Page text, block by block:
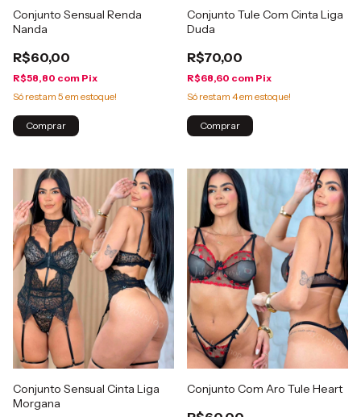
Conjunto Sensual Renda
Nanda
R$60,00
R$58,80 com Pix
Só restam 5 em estoque!
Comprar
Conjunto Tule Com Cinta Liga
Duda
R$70,00
R$68,60 com Pix
Só restam 4em estoque!
Comprar
Conjunto Sensual Cinta Liga
Morgana
Conjunto Com Aro Tule Heart